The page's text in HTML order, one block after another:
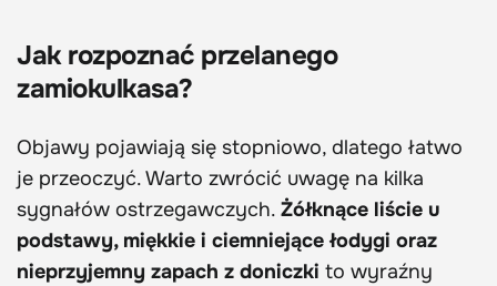
Jak rozpoznać przelanego
zamiokulkasa?
Objawy pojawiają się stopniowo, dlatego łatwo
je przeoczyć. Warto zwrócić uwagę na kilka
sygnałów ostrzegawczych. Żółknące liście u
podstawy, miękkie i ciemniejące łodygi oraz
nieprzyjemny zapach z doniczki to wyraźny